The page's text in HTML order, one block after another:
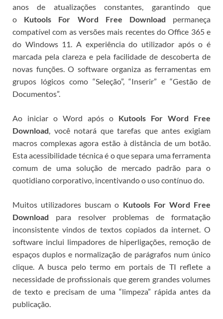
anos de atualizações constantes, garantindo que
o Kutools For Word Free Download permaneça
compatível com as versões mais recentes do Office 365 e
do Windows 11. A experiência do utilizador após o é
marcada pela clareza e pela facilidade de descoberta de
novas funções. O software organiza as ferramentas em
grupos lógicos como “Seleção”, “Inserir” e “Gestão de
Documentos”.
Ao iniciar o Word após o Kutools For Word Free
Download, você notará que tarefas que antes exigiam
macros complexas agora estão à distância de um botão.
Esta acessibilidade técnica é o que separa uma ferramenta
comum de uma solução de mercado padrão para o
quotidiano corporativo, incentivando o uso contínuo do.
Muitos utilizadores buscam o Kutools For Word Free
Download para resolver problemas de formatação
inconsistente vindos de textos copiados da internet. O
software inclui limpadores de hiperligações, remoção de
espaços duplos e normalização de parágrafos num único
clique. A busca pelo termo em portais de TI reflete a
necessidade de profissionais que gerem grandes volumes
de texto e precisam de uma “limpeza” rápida antes da
publicação.